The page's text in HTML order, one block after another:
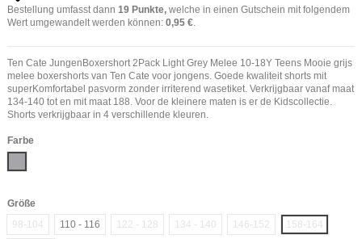
Bestellung umfasst dann 19 Punkte, welche in einen Gutschein mit folgendem
Wert umgewandelt werden können: 0,95 €.
Ten Cate JungenBoxershort 2Pack Light Grey Melee 10-18Y Teens Mooie grijs
melee boxershorts van Ten Cate voor jongens. Goede kwaliteit shorts mit
superKomfortabel pasvorm zonder irriterend wasetiket. Verkrijgbaar vanaf maat
134-140 tot en mit maat 188. Voor de kleinere maten is er de Kidscollectie.
Shorts verkrijgbaar in 4 verschillende kleuren.
Farbe
Größe
98-104
110 - 116 122 - 128 134 - 140 146-152 158-164